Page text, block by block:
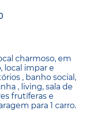
charmoso, em
local impar e
, banho social,
, living, sala de
frutíferas e
para 1 carro.